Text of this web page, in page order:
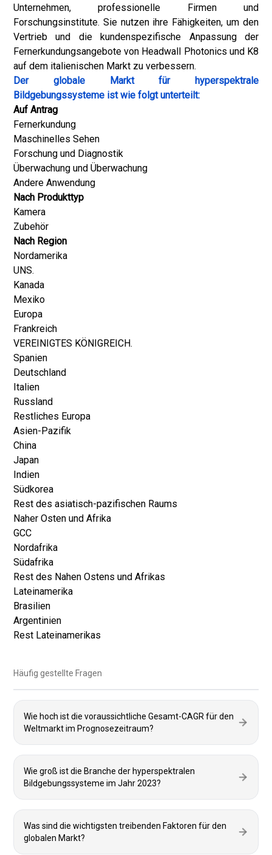
Unternehmen, professionelle Firmen und
Forschungsinstitute. Sie nutzen ihre Fähigkeiten, um den
Vertrieb und die kundenspezifische Anpassung der
Fernerkundungsangebote von Headwall Photonics und K8
auf dem italienischen Markt zu verbessern.
Der globale Markt für hyperspektrale
Bildgebungssysteme ist wie folgt unterteilt:
Auf Antrag
Fernerkundung
Maschinelles Sehen
Forschung und Diagnostik
Überwachung und Überwachung
Andere Anwendung
Nach Produkttyp
Kamera
Zubehör
Nach Region
Nordamerika
UNS.
Kanada
Mexiko
Europa
Frankreich
VEREINIGTES KÖNIGREICH.
Spanien
Deutschland
Italien
Russland
Restliches Europa
Asien-Pazifik
China
Japan
Indien
Südkorea
Rest des asiatisch-pazifischen Raums
Naher Osten und Afrika
GCC
Nordafrika
Südafrika
Rest des Nahen Ostens und Afrikas
Lateinamerika
Brasilien
Argentinien
Rest Lateinamerikas
Häufig gestellte Fragen
Wie hoch ist die voraussichtliche Gesamt-CAGR für den
Weltmarkt im Prognosezeitraum?
Wie groß ist die Branche der hyperspektralen
Bildgebungssysteme im Jahr 2023?
Was sind die wichtigsten treibenden Faktoren für den
globalen Markt?